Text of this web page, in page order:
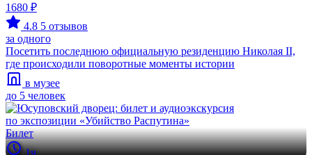
1680 ₽
4.8 5 отзывов
за одного
Посетить последнюю официальную резиденцию Николая II,
где происходили поворотные моменты истории
в музее
до 5 человек
Билет
1ч